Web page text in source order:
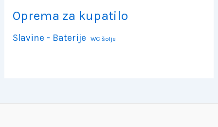
Oprema za kupatilo
Slavine - Baterije WC šolje